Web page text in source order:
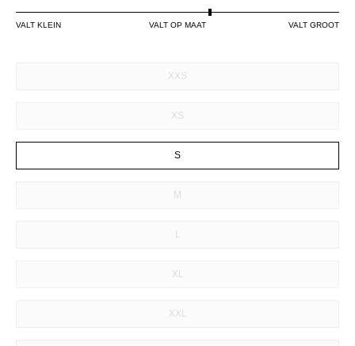
VALT KLEIN VALT OP MAAT VALT GROOT
XXS
XS
S
M
L
XL
XXL